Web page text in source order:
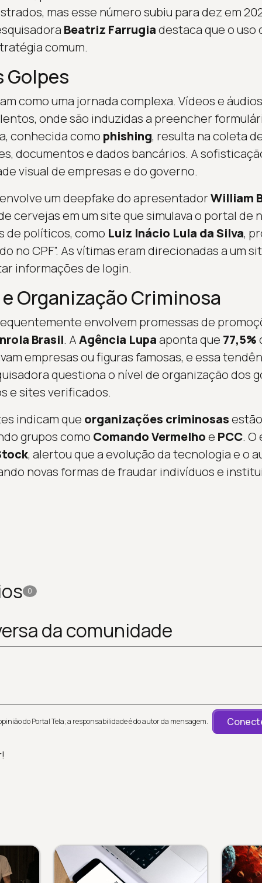
mas esse número subiu para dez em
Beatriz Farrugiadestaca que o
comum.
Golpes
como uma jornada complexa. Vídeos e
onde são induzidas a preencher
conhecida como phishing, resulta na coleta
documentos e dados bancários. A
visual de empresas e do governo.
um deepfake do apresentadorWilliam
cervejas em um site que simulava o portal de
de políticos, como Luiz Inácio Lula da Silva,
no CPF”. As vítimas eram direcionadas a um
informações de login.
Organização Criminosa
envolvem promessas de
Brasil. AAgência Lupaaponta que 77,5%
empresas ou figuras famosas, e essa
questiona o nível de organização dos
e sites verificados.
indicam que organizações criminosas
grupos como Comando Vermelhoe PCC. O
, alertou que a evolução da tecnologia e o
novas formas de fraudar indivíduos e
0
da comunidade
do Portal Tela; a responsabilidade é do autor da mensagem.